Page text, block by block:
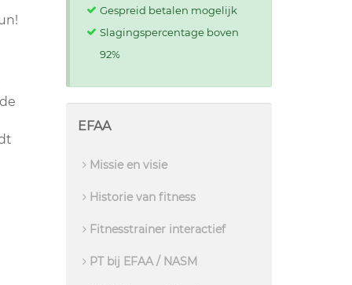
Gespreid betalen mogelijk
Slagingspercentage boven
92%
EFAA
Missie en visie
Historie van fitness
Fitnesstrainer interactief
PT bij EFAA / NASM